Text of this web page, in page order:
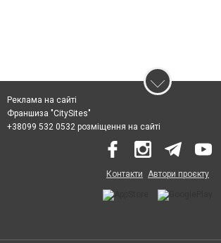
Реклама на сайті
Франшиза "CitySites"
+38099 532 0532 розміщення на сайті
Контакти Автори проєкту